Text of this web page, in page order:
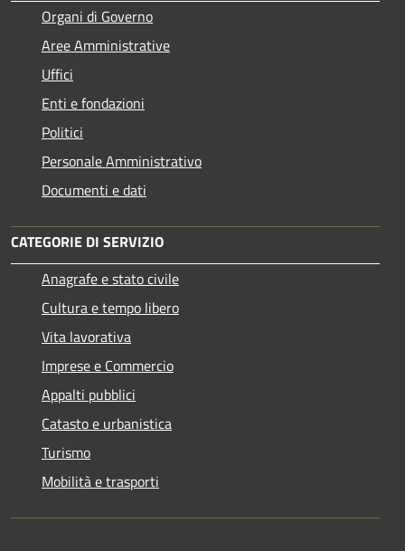
Organi di Governo
Aree Amministrative
Uffici
Enti e fondazioni
Politici
Personale Amministrativo
Documenti e dati
CATEGORIE DI SERVIZIO
Anagrafe e stato civile
Cultura e tempo libero
Vita lavorativa
Imprese e Commercio
Appalti pubblici
Catasto e urbanistica
Turismo
Mobilità e trasporti